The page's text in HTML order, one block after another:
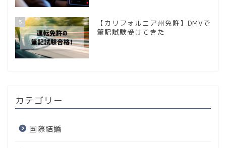
5
【カリフォルニア州免許】DMVで
筆記試験受けてきた
カテゴリー
国際結婚